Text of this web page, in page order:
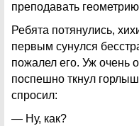
преподавать
Ребята потянулись,
первым сунулся
пожалел его. Уж очень
поспешно ткнул
спросил:
— Ну, как?